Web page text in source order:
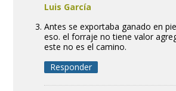
Luis García
Antes se exportaba ganado en
eso. el forraje no tiene valor
este no es el camino.
Responder